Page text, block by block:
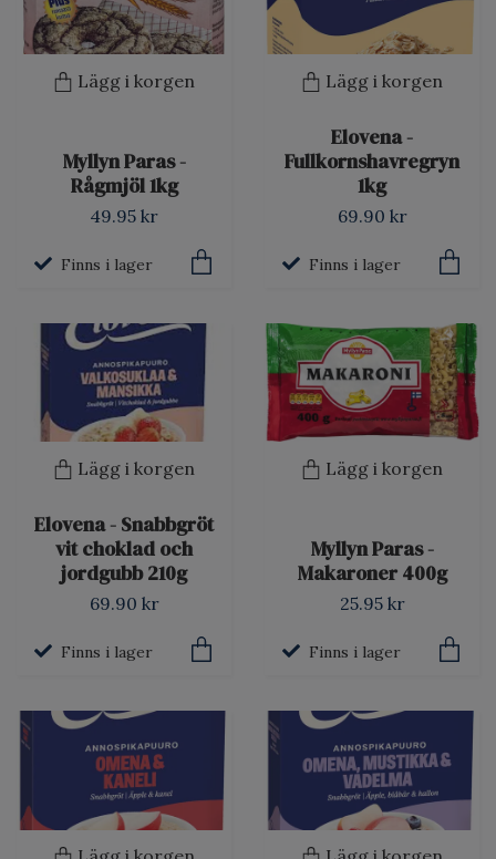
Lägg i korgen
Myllyn Paras -
Rågmjöl 1kg
49.95 kr
Finns i lager
Lägg i korgen
Elovena -
Fullkornshavregryn
1kg
69.90 kr
Finns i lager
Lägg i korgen
Elovena - Snabbgröt
vit choklad och
jordgubb 210g
69.90 kr
Finns i lager
Lägg i korgen
Myllyn Paras -
Makaroner 400g
25.95 kr
Finns i lager